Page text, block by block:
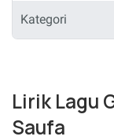
Kategori
Lirik Lagu
Saufa